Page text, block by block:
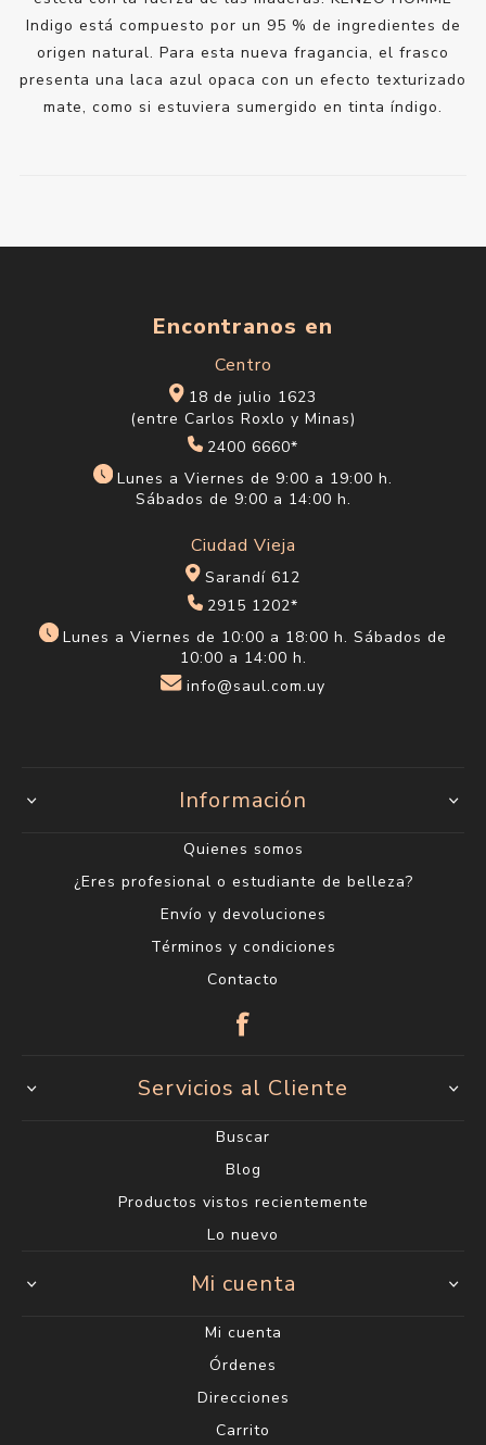
Indigo está compuesto por un 95 % de ingredientes de
origen natural. Para esta nueva fragancia, el frasco
presenta una laca azul opaca con un efecto texturizado
mate, como si estuviera sumergido en tinta índigo.
Encontranos en
Centro
18 de julio 1623
(entre Carlos Roxlo y Minas)
2400 6660*
Lunes a Viernes de 9:00 a 19:00 h.
Sábados de 9:00 a 14:00 h.
Ciudad Vieja
Sarandí 612
2915 1202*
Lunes a Viernes de 10:00 a 18:00 h. Sábados de
10:00 a 14:00 h.
info@saul.com.uy
Información
Quienes somos
¿Eres profesional o estudiante de belleza?
Envío y devoluciones
Términos y condiciones
Contacto
Servicios al Cliente
Buscar
Blog
Productos vistos recientemente
Lo nuevo
Mi cuenta
Mi cuenta
Órdenes
Direcciones
Carrito